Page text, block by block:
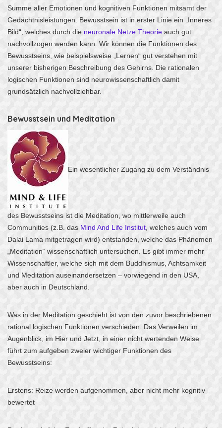
Summe aller Emotionen und kognitiven Funktionen mitsamt der
Gedächtnisleistungen. Bewusstsein ist in erster Linie ein „Inneres
Bild“, welches durch die neuronale Netze Theorie auch gut
nachvollzogen werden kann. Wir können die Funktionen des
Bewusstseins, wie beispielsweise „Lernen“ gut verstehen mit
unserer bisherigen Beschreibung des Gehirns. Die rationalen
logischen Funktionen sind neurowissenschaftlich damit
grundsätzlich nachvollziehbar.
Bewusstsein und Meditation
Ein wesentlicher Zugang zu dem Verständnis
des Bewusstseins ist die Meditation, wo mittlerweile auch
Communities (z.B. das Mind And Life Institut , welches auch vom
Dalai Lama mitgetragen wird) entstanden, welche das Phänomen
„Meditation“ wissenschaftlich untersuchen. Es gibt immer mehr
Wissenschaftler, welche sich mit dem Buddhismus, Achtsamkeit
und Meditation auseinandersetzen – vorwiegend in den USA,
aber auch in Deutschland.
Was in der Meditation geschieht ist von den zuvor beschriebenen
rational logischen Funktionen verschieden. Das Verweilen im
Augenblick, im Hier und Jetzt, in einer nicht wertenden Weise
führt zum aufgeben zweier wichtiger Funktionen des
Bewusstseins:
Erstens: Reize werden aufgenommen, aber nicht mehr kognitiv
bewertet